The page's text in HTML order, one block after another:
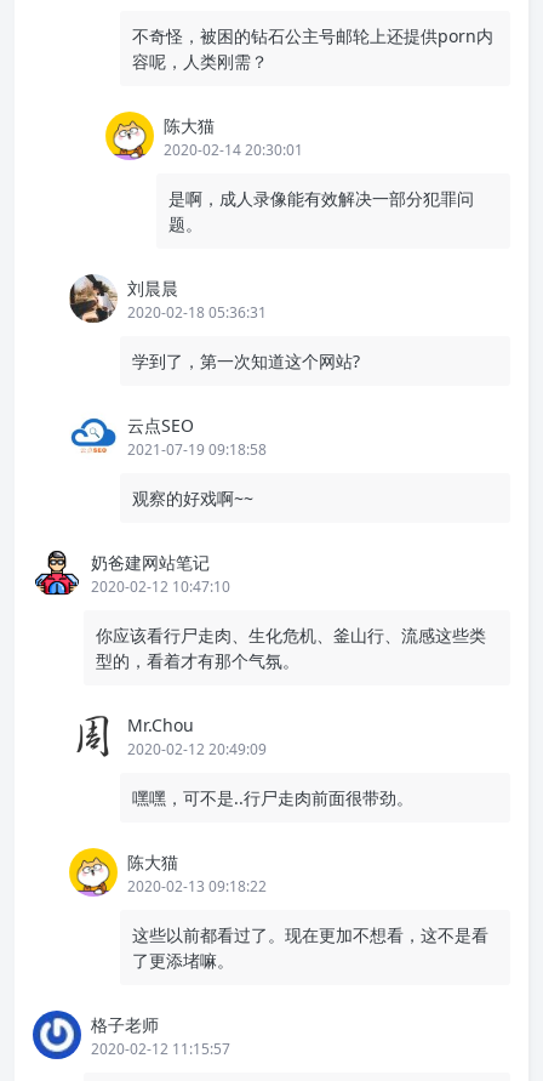
不奇怪，被困的钻石公主号邮轮上还提供porn内
容呢，人类刚需？
陈大猫
2020-02-14 20:30:01
是啊，成人录像能有效解决一部分犯罪问
题。
刘晨晨
2020-02-18 05:36:31
学到了，第一次知道这个网站?
云点SEO
2021-07-19 09:18:58
观察的好戏啊~~
奶爸建网站笔记
2020-02-12 10:47:10
你应该看行尸走肉、生化危机、釜山行、流感这些类
型的，看着才有那个气氛。
Mr.Chou
2020-02-12 20:49:09
嘿嘿，可不是..行尸走肉前面很带劲。
陈大猫
2020-02-13 09:18:22
这些以前都看过了。现在更加不想看，这不是看
了更添堵嘛。
格子老师
2020-02-12 11:15:57